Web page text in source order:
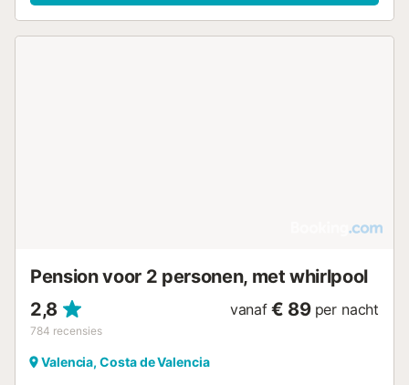
Pension voor 2 personen, met whirlpool
2,8
784 recensies
vanaf € 89 per nacht
Valencia, Costa de Valencia